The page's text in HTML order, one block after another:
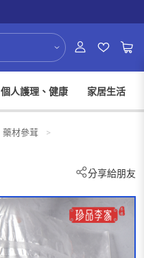
個人護理、健康 家居生活
藥材參茸
>
分享給朋友